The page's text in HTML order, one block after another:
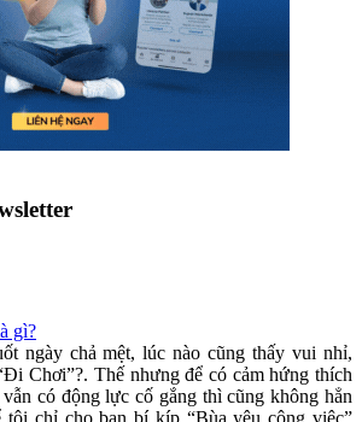
gì?
ngày chả mệt, lúc nào cũng thấy vui nhỉ,
Chơi”?. Thế nhưng để có cảm hứng thích
có động lực cố gắng thì cũng không hẳn